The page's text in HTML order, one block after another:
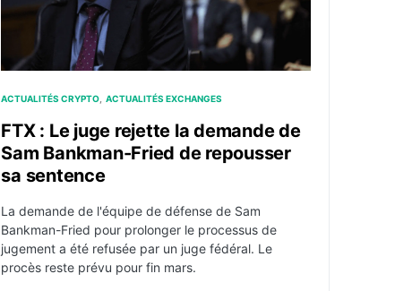
ACTUALITÉS CRYPTO ACTUALITÉS EXCHANGES
FTX : Le juge rejette la demande de
Sam Bankman-Fried de repousser
sa sentence
La demande de l'équipe de défense de Sam
Bankman-Fried pour prolonger le processus de
jugement a été refusée par un juge fédéral. Le
procès reste prévu pour fin mars.